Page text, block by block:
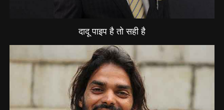
दादू पाइप है तो सही है